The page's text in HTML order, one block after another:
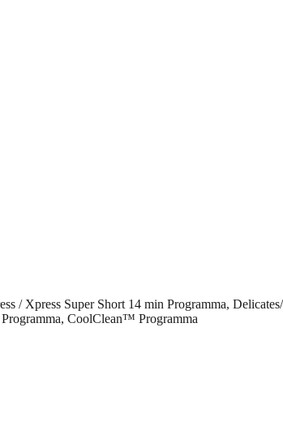
/ Xpress Super Short 14 min Programma,
CoolClean™ Programma